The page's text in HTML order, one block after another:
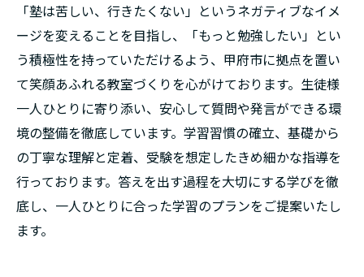
「塾は苦しい、行きたくない」というネガティブなイメ
ージを変えることを目指し、「もっと勉強したい」とい
う積極性を持っていただけるよう、甲府市に拠点を置い
て笑顔あふれる教室づくりを心がけております。生徒様
一人ひとりに寄り添い、安心して質問や発言ができる環
境の整備を徹底しています。学習習慣の確立、基礎から
の丁寧な理解と定着、受験を想定したきめ細かな指導を
行っております。答えを出す過程を大切にする学びを徹
底し、一人ひとりに合った学習のプランをご提案いたし
ます。